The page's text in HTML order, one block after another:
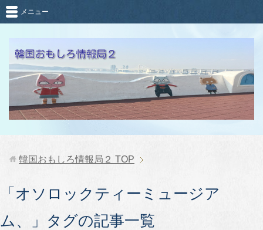
メニュー
韓国おもしろ情報局２ TOP
「オソロックティーミュージア
ム、」タグの記事一覧